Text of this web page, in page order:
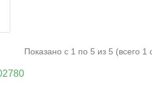
Показано с 1 по 5 из 5 (всего 1